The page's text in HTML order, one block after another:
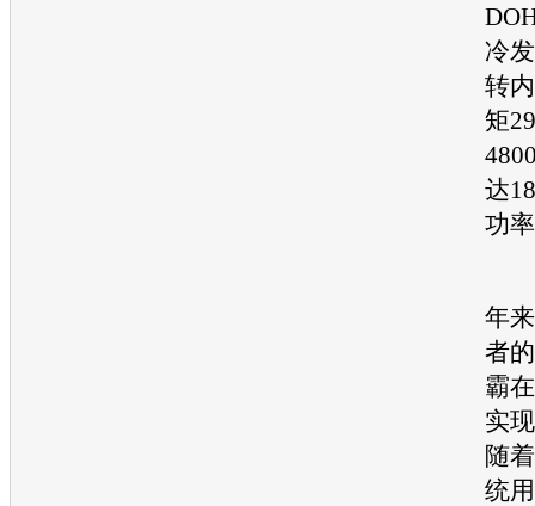
冷
转
矩
达
功
年来
者
霸
实
随
统